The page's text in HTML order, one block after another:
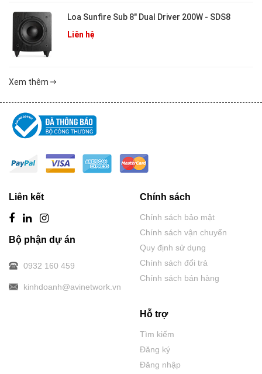
Loa Sunfire Sub 8" Dual Driver 200W - SDS8
Liên hệ
Xem thêm
Liên kết
Bộ phận dự án
0932 160 459
kinhdoanh@avinetwork.vn
Chính sách
Chính sách bảo mật
Chính sách vận chuyển
Quy định sử dụng
Chính sách đổi trả
Chính sách bán hàng
Hỗ trợ
Tìm kiếm
Đăng ký
Đăng nhập